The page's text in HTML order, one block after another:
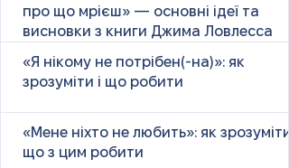
про що мрієш» — основні ідеї та
висновки з книги Джима Ловлесса
«Я нікому не потрібен(-на)»: як
зрозуміти і що робити
«Мене ніхто не любить»: як зрозуміти
що з цим робити